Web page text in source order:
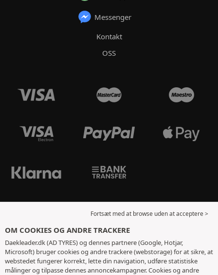
Messenger
Kontakt
OSS
Fortsæt med at browse uden at acceptere >
OM COOKIES OG ANDRE TRACKERE
Daekleader.dk (AD TYRES) og dennes partnere (Google, Hotjar,
Microsoft) bruger cookies og andre trackere (webstorage) for at sikre, at
webstedet fungerer korrekt, lette din navigation, udføre statistiske
målinger og tilpasse dennes annoncekampagner. Cookies og andre